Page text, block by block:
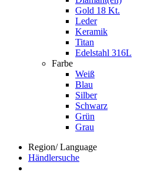
Gold 18 Kt.
Leder
Keramik
Titan
Edelstahl 316L
Farbe
Weiß
Blau
Silber
Schwarz
Grün
Grau
Region/ Language
Händlersuche